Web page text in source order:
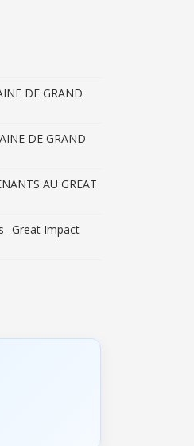
DE GRAND
DE GRAND
AU GREAT
Great Impact